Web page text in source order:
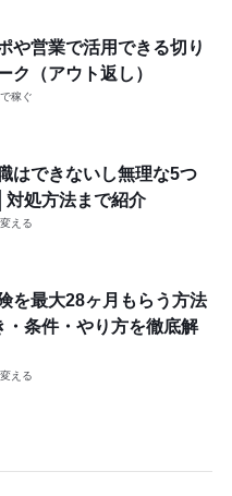
や営業で活用できる切り
ク（アウト返し）
稼ぐ
はできないし無理な5つ
対処方法まで紹介
える
を最大28ヶ月もらう方法
・条件・やり方を徹底解
える